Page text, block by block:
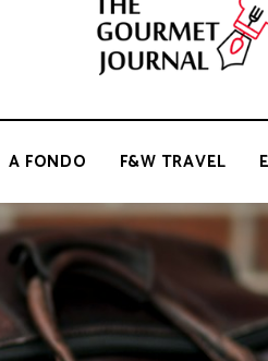
Periódico
Gastronomía
A FONDO F&W TRAVEL